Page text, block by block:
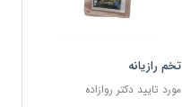
تخم رازیانه
مورد تایید دکتر روازاده